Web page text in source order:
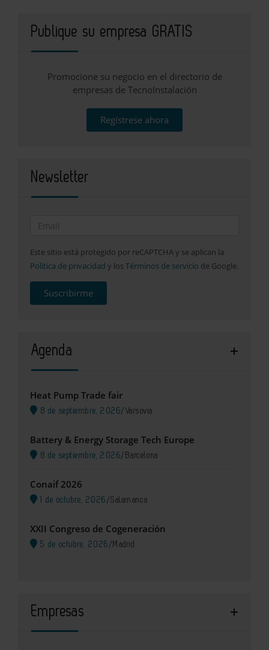
Publique su empresa GRATIS
Promocione su negocio en el directorio de
empresas de TecnoInstalación
Regístrese ahora
Newsletter
Este sitio está protegido por reCAPTCHA y se aplican la
Política de privacidad y los Términos de servicio de Google.
Suscribirme
Agenda
Heat Pump Trade fair
8 de septiembre, 2026/ Varsovia
Battery & Energy Storage Tech Europe
8 de septiembre, 2026/ Barcelona
Conaif 2026
1 de octubre, 2026 /Salamanca
XXII Congreso de Cogeneración
5 de octubre, 2026 / Madrid
Empresas